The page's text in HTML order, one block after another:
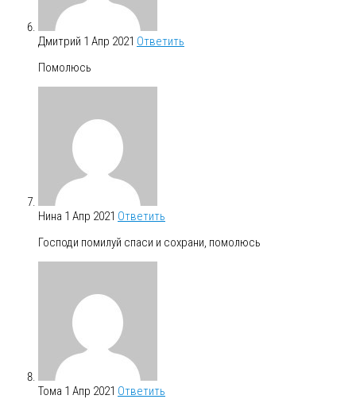
Дмитрий 1 Апр 2021 Ответить
Помолюсь
Нина 1 Апр 2021 Ответить
Господи помилуй спаси и сохрани, помолюсь
Тома 1 Апр 2021 Ответить